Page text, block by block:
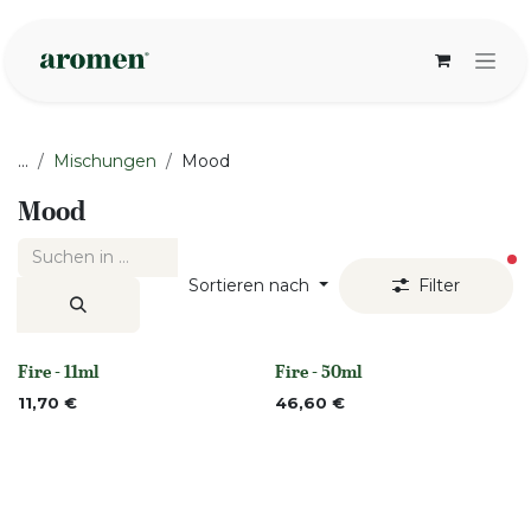
... Mischungen Mood
Mood
Sortieren nach Filter
Nicht vorrättig
Fire - 11ml
11,70 € Nicht vorrättig
Fire - 50ml
46,60 €